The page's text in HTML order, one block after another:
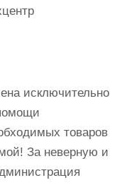
исключительно
товаров
За неверную и